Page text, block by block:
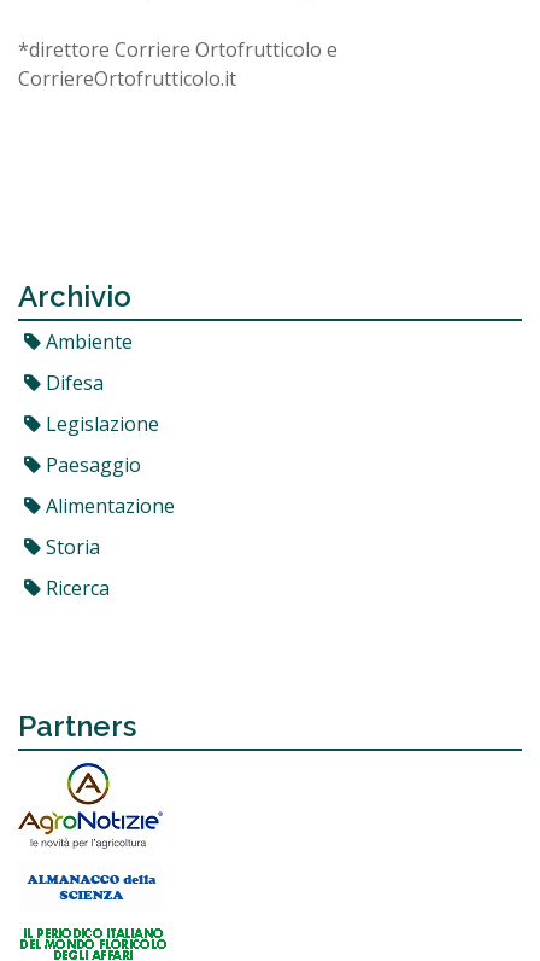
*direttore Corriere Ortofrutticolo e
CorriereOrtofrutticolo.it
Archivio
Ambiente
Difesa
Legislazione
Paesaggio
Alimentazione
Storia
Ricerca
Partners